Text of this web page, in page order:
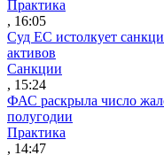
Практика
, 16:05
Суд ЕС истолкует
активов
Санкции
, 15:24
ФАС раскрыла число
полугодии
Практика
, 14:47